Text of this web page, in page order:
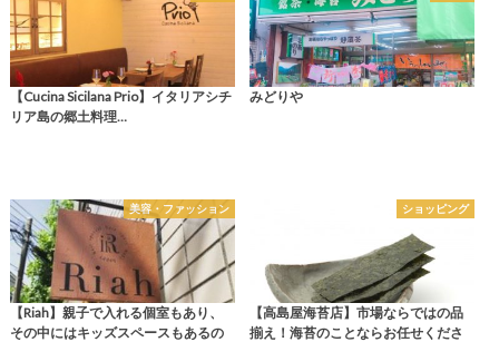
【Cucina Sicilana Prio】イタリアシチ
リア島の郷土料理…
みどりや
美容・ファッション
【Riah】親子で入れる個室もあり、
その中にはキッズスペースもあるの
ショッピング
【高島屋海苔店】市場ならではの品
揃え！海苔のことならお任せくださ